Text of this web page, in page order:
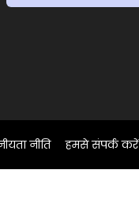
नीति हमसे संपर्क करें